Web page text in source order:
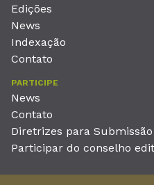
Edições
News
Indexação
Contato
PARTICIPE
News
Contato
Diretrizes para Submissão
Participar do conselho